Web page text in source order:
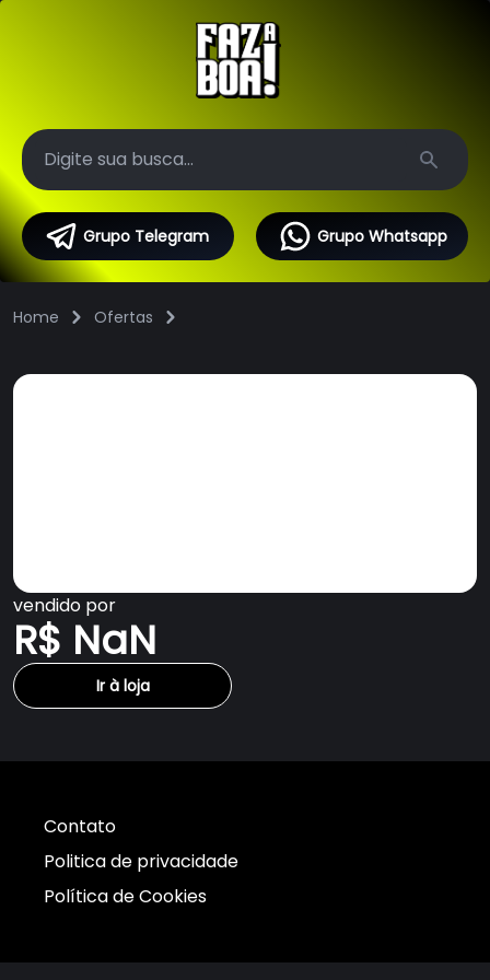
Search
Grupo Telegram Grupo Whatsapp
Home Ofertas
vendido por
R$ NaN
Ir à loja
Contato
Politica de privacidade
Política de Cookies